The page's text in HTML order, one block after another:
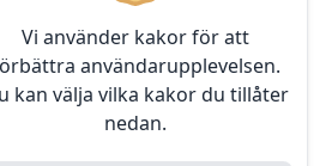
Vi använder kakor för att
användarupplevelsen.
kan välja vilka kakor du tillåter
nedan.
Kameraövervakning
Konferens & Public Display
Sälja elektronik